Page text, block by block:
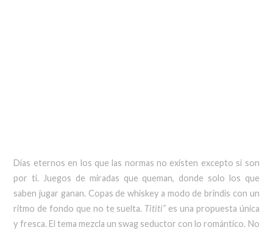
Días eternos en los que las normas no existen excepto si son
por ti. Juegos de miradas que queman, donde solo los que
saben jugar ganan. Copas de whiskey a modo de brindis con un
ritmo de fondo que no te suelta. Tititi” es una propuesta única
y fresca. El tema mezcla un swag seductor con lo romántico. No